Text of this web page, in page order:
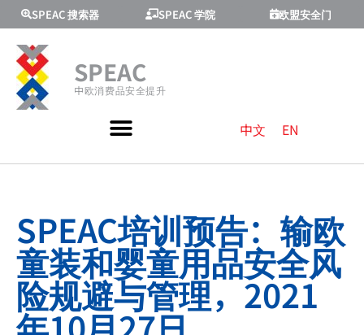
SPEAC 搜索器 SPEAC 学院 欧盟安全门
SPEAC
中欧消费品安全提升
中文 EN
SPEAC培训预告：输欧
童装和婴童用品安全风
险规避与管理，2021